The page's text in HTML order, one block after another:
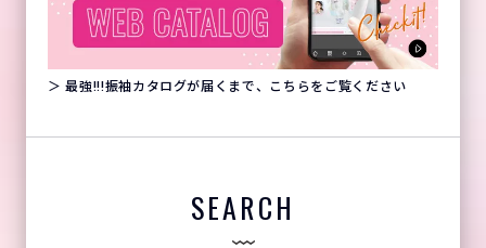
＞ 最強!!!振袖カタログが届くまで、こちらをご覧ください
SEARCH